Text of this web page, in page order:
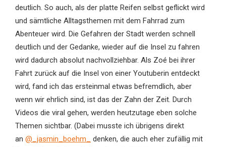
deutlich. So auch, als der platte Reifen selbst geflickt wird
und sämtliche Alltagsthemen mit dem Fahrrad zum
Abenteuer wird. Die Gefahren der Stadt werden schnell
deutlich und der Gedanke, wieder auf die Insel zu fahren
wird dadurch absolut nachvollziehbar. Als Zoé bei ihrer
Fahrt zurück auf die Insel von einer Youtuberin entdeckt
wird, fand ich das ersteinmal etwas befremdlich, aber
wenn wir ehrlich sind, ist das der Zahn der Zeit. Durch
Videos die viral gehen, werden heutzutage eben solche
Themen sichtbar. (Dabei musste ich übrigens direkt
an @_jasmin_boehm_
denken, die auch eher zufällig mit